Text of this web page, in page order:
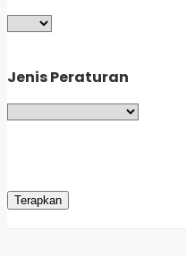
Jenis Peraturan